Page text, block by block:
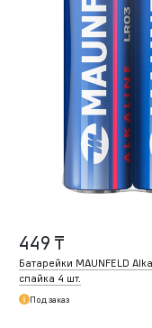
449 ₸
Батарейки MAUNFELD
спайка 4 шт.
Под заказ